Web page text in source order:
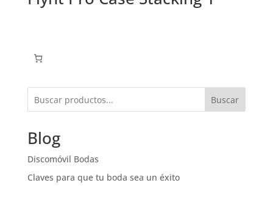
Buscar
Blog
Discomóvil Bodas
Claves para que tu boda sea un éxito